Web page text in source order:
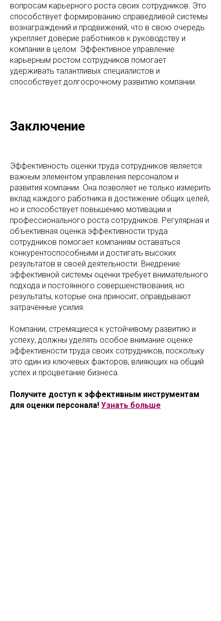
вопросам карьерного роста своих сотрудников. Это
способствует формированию справедливой системы
вознаграждений и продвижений, что в свою очередь
укрепляет доверие работников к руководству и
компании в целом. Эффективное управление
карьерным ростом сотрудников помогает
удерживать талантливых специалистов и
способствует долгосрочному развитию компании.
Заключение
Эффективность оценки труда сотрудников является
важным элементом управления персоналом и
развития компании. Она позволяет не только измерить
вклад каждого работника в достижение общих целей,
но и способствует повышению мотивации и
профессионального роста сотрудников. Регулярная и
объективная оценка эффективности труда
сотрудников помогает компаниям оставаться
конкурентоспособными и достигать высоких
результатов в своей деятельности. Внедрение
эффективной системы оценки требует внимательного
подхода и постоянного совершенствования, но
результаты, которые она приносит, оправдывают
затраченные усилия.
Компании, стремящиеся к устойчивому развитию и
успеху, должны уделять особое внимание оценке
эффективности труда своих сотрудников, поскольку
это один из ключевых факторов, влияющих на общий
успех и процветание бизнеса.
Получите доступ к эффективным инструментам
для оценки персонала! Узнать больше